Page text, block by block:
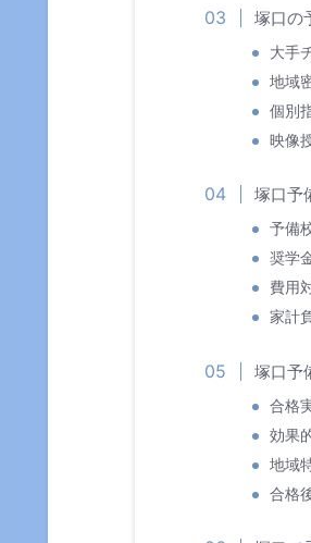
塚口の
大手
地域
個別
映像
塚口予
予備
奨学
費用
家計
塚口予
合格
効果
地域
合格